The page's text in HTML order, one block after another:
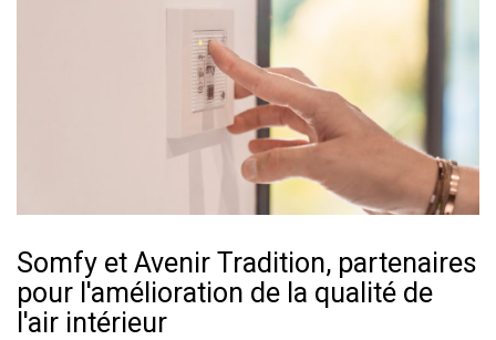
Somfy et Avenir Tradition, partenaires
pour l'amélioration de la qualité de
l'air intérieur